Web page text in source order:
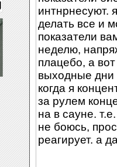
интнрнесуют.
делать все и
показатели
неделю,
плацебо, а
выходные дни
когда я
за рулем
на в сауне.
не боюсь,
реагирует. а